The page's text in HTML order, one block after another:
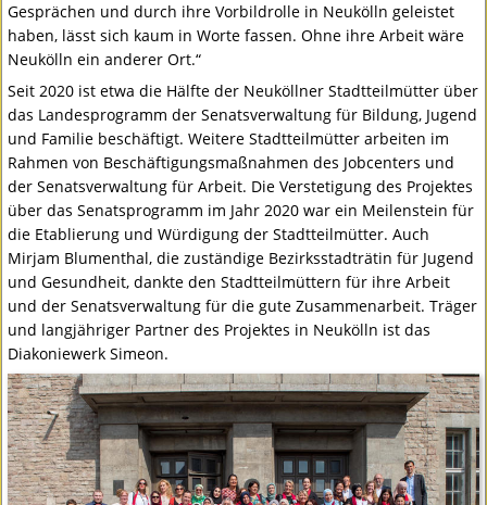
Gesprächen und durch ihre Vorbildrolle in Neukölln geleistet
haben, lässt sich kaum in Worte fassen. Ohne ihre Arbeit wäre
Neukölln ein anderer Ort.“
Seit 2020 ist etwa die Hälfte der Neuköllner Stadtteilmütter über
das Landesprogramm der Senatsverwaltung für Bildung, Jugend
und Familie beschäftigt. Weitere Stadtteilmütter arbeiten im
Rahmen von Beschäftigungsmaßnahmen des Jobcenters und
der Senatsverwaltung für Arbeit. Die Verstetigung des Projektes
über das Senatsprogramm im Jahr 2020 war ein Meilenstein für
die Etablierung und Würdigung der Stadtteilmütter. Auch
Mirjam Blumenthal, die zuständige Bezirksstadträtin für Jugend
und Gesundheit, dankte den Stadtteilmüttern für ihre Arbeit
und der Senatsverwaltung für die gute Zusammenarbeit. Träger
und langjähriger Partner des Projektes in Neukölln ist das
Diakoniewerk Simeon.